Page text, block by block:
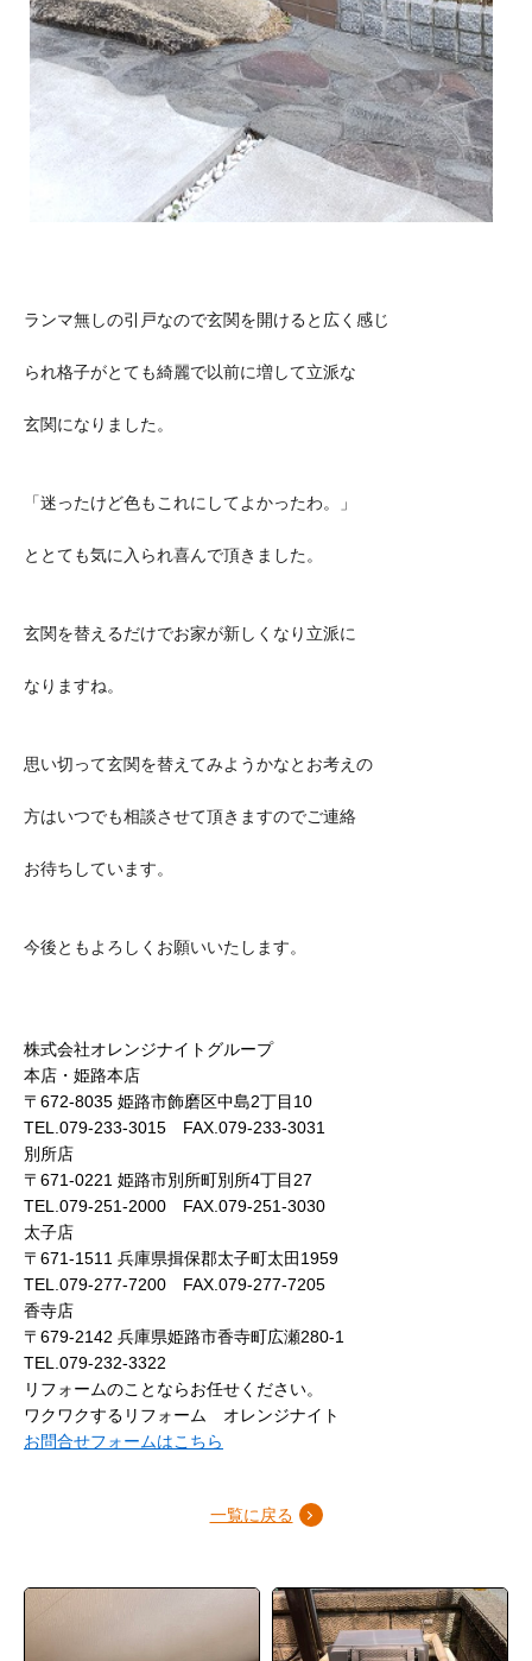
ランマ無しの引戸なので玄関を開けると広く感じ
られ格子がとても綺麗で以前に増して立派な
玄関になりました。
「迷ったけど色もこれにしてよかったわ。」
ととても気に入られ喜んで頂きました。
玄関を替えるだけでお家が新しくなり立派に
なりますね。
思い切って玄関を替えてみようかなとお考えの
方はいつでも相談させて頂きますのでご連絡
お待ちしています。
今後ともよろしくお願いいたします。
株式会社オレンジナイトグループ
本店・姫路本店
〒672-8035 姫路市飾磨区中島2丁目10
TEL.079-233-3015 FAX.079-233-3031
別所店
〒671-0221 姫路市別所町別所4丁目27
TEL.079-251-2000 FAX.079-251-3030
太子店
〒671-1511 兵庫県揖保郡太子町太田1959
TEL.079-277-7200 FAX.079-277-7205
香寺店
〒679-2142 兵庫県姫路市香寺町広瀬280-1
TEL.079-232-3322
リフォームのことならお任せください。
ワクワクするリフォーム オレンジナイト
お問合せフォームはこちら
一覧に戻る